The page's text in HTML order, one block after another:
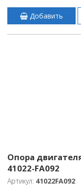
Добавить
Опора двигателя
41022-FA092
Артикул: 41022FA092